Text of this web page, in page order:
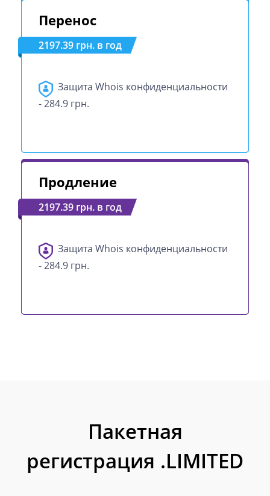
Перенос
2197.39 грн. в год
Защита Whois конфиденциальности
- 284.9 грн.
Продление
2197.39 грн. в год
Защита Whois конфиденциальности
- 284.9 грн.
Пакетная
регистрация .LIMITED